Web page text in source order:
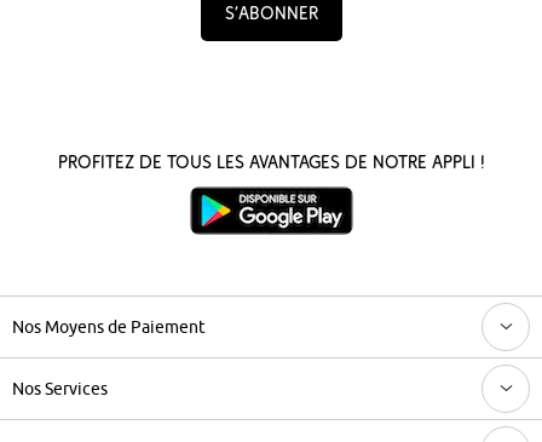
S’abonner
Profitez de tous les avantages de notre appli !
Nos Moyens de Paiement
Nos Services